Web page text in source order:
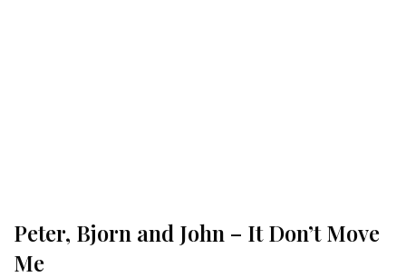
Peter, Bjorn and John – It Don’t Move
Me